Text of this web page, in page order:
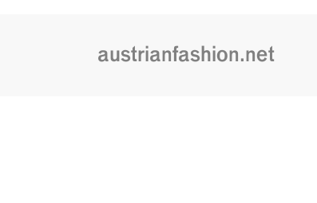
austrianfashion.net
Embracing curiosity, critical